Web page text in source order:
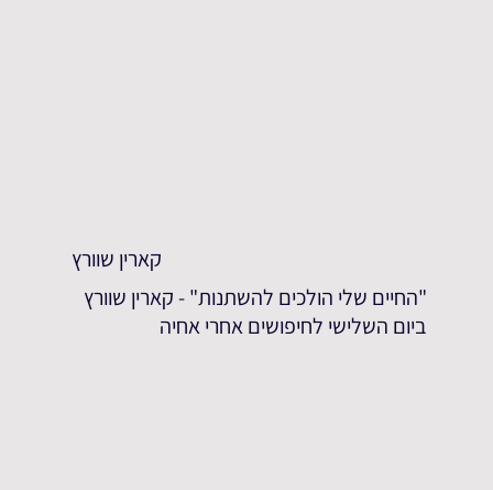
קארין שוורץ
"החיים שלי הולכים להשתנות" - קארין שוורץ
ביום השלישי לחיפושים אחרי אחיה